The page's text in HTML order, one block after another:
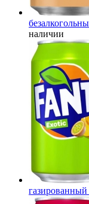
наличии